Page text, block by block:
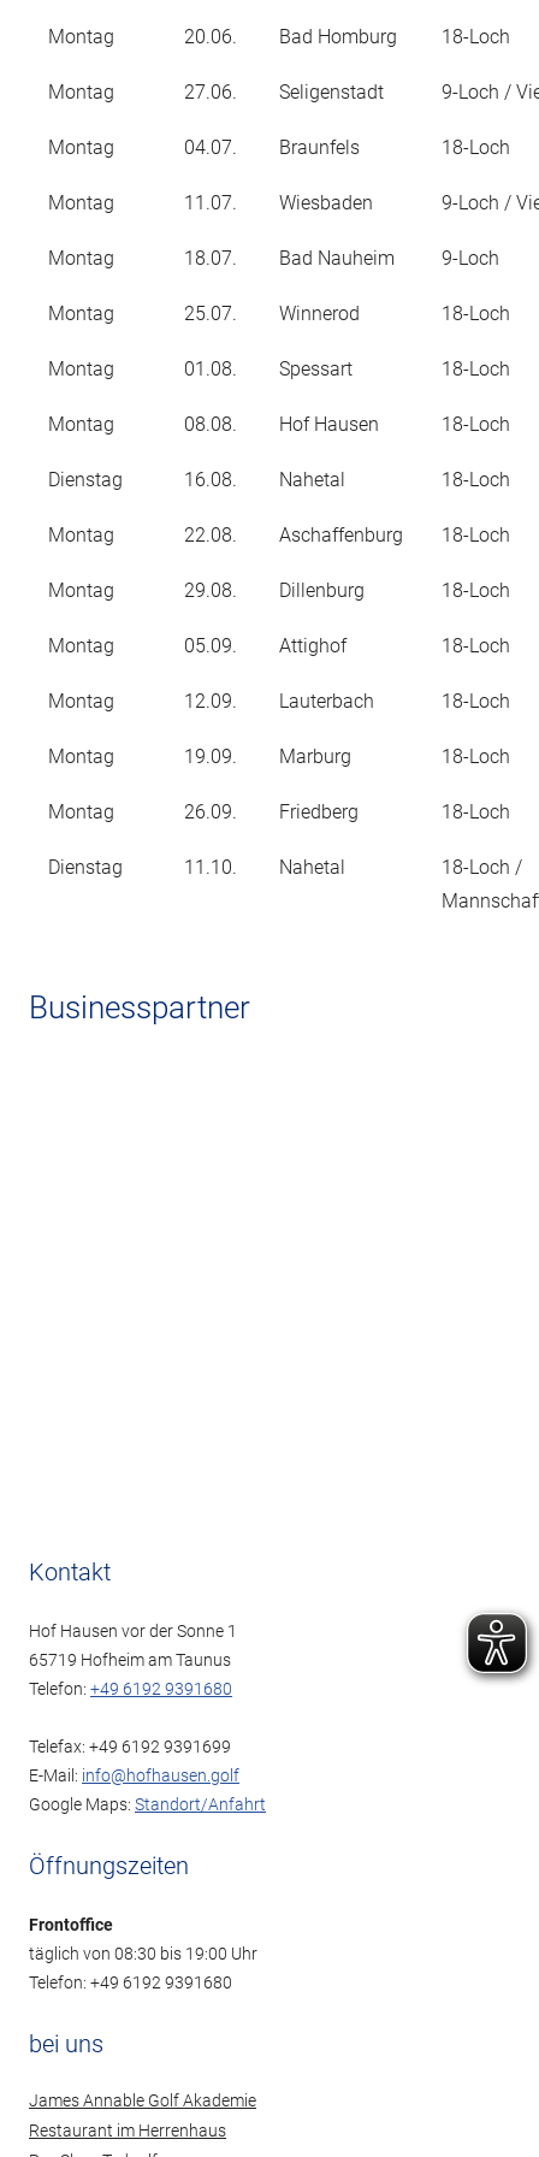
Montag 20.06. Bad Homburg 18-Loch
Montag 27.06. Seligenstadt 9-Loch /
Montag 04.07. Braunfels 18-Loch
Montag 11.07. Wiesbaden 9-Loch /
Montag 18.07. Bad Nauheim 9-Loch
Montag 25.07. Winnerod 18-Loch
Montag 01.08. Spessart 18-Loch
Montag 08.08. Hof Hausen 18-Loch
Dienstag 16.08. Nahetal 18-Loch
Montag 22.08. Aschaffenburg 18-Loch
Montag 29.08. Dillenburg 18-Loch
Montag 05.09. Attighof 18-Loch
Montag 12.09. Lauterbach 18-Loch
Montag 19.09. Marburg 18-Loch
Montag 26.09. Friedberg 18-Loch
Dienstag 11.10. Nahetal
18-Loch /
Businesspartner
Kontakt
Hof Hausen vor der Sonne 1
65719 Hofheim am Taunus
Telefon: +49 6192 9391680
Telefax: +49 6192 9391699
E-Mail: info@hofhausen.golf
Google Maps: Standort/Anfahrt
Öffnungszeiten
Frontoffice
täglich von 08:30 bis 19:00 Uhr
Telefon: +49 6192 9391680
bei uns
James Annable Golf Akademie
Restaurant im Herrenhaus